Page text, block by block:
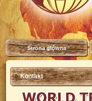
Strona główna
Kontakt